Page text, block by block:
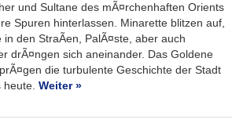
und Sultane des mÃ¤rchenhaften Orients
Spuren hinterlassen. Minarette blitzen auf,
den StraÃen, PalÃ¤ste, aber auch
drÃ¤ngen sich aneinander. Das Goldene
die turbulente Geschichte der Stadt
Weiter »